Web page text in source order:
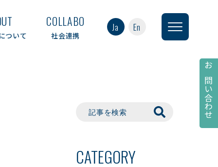
ついて
COLLABO
社会連携
Ja En
お問い合わせ
CATEGORY